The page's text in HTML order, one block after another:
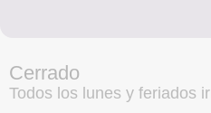
Cerrado
Todos los lunes y feriados